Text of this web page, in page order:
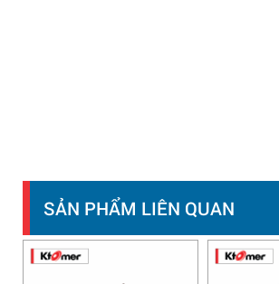
SẢN PHẨM LIÊN QUAN